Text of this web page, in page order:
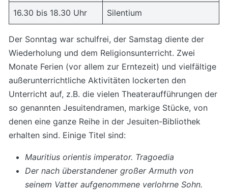
16.30 bis 18.30 Uhr Silentium
Der Sonntag war schulfrei, der Samstag diente der
Wiederholung und dem Religionsunterricht. Zwei
Monate Ferien (vor allem zur Erntezeit) und vielfältige
außerunterrichtliche Aktivitäten lockerten den
Unterricht auf, z.B. die vielen Theateraufführungen der
so genannten Jesuitendramen, markige Stücke, von
denen eine ganze Reihe in der Jesuiten-Bibliothek
erhalten sind. Einige Titel sind:
Mauritius orientis imperator. Tragoedia
Der nach überstandener großer Armuth von
seinem Vatter aufgenommene verlohrne Sohn.